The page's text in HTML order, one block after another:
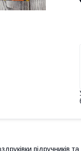
підручників